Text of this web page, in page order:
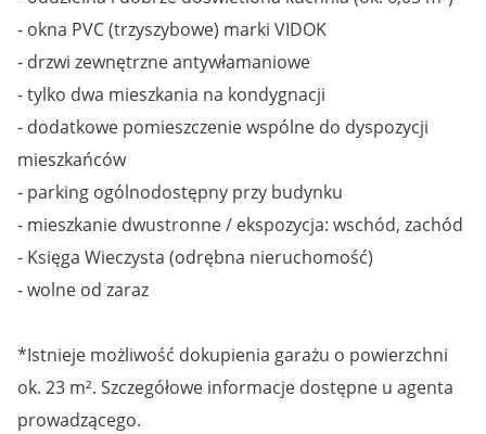
- okna PVC (trzyszybowe) marki VIDOK
- drzwi zewnętrzne antywłamaniowe
- tylko dwa mieszkania na kondygnacji
- dodatkowe pomieszczenie wspólne do dyspozycji
mieszkańców
- parking ogólnodostępny przy budynku
- mieszkanie dwustronne / ekspozycja: wschód, zachód
- Księga Wieczysta (odrębna nieruchomość)
- wolne od zaraz
*Istnieje możliwość dokupienia garażu o powierzchni
ok. 23 m². Szczegółowe informacje dostępne u agenta
prowadzącego.